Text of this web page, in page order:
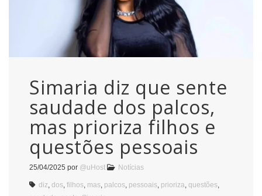
Simaria diz que sente
saudade dos palcos,
mas prioriza filhos e
questões pessoais
25/04/2025 por @uHost Notícias
diz dos filhos mas palcos pessoais prioriza questões